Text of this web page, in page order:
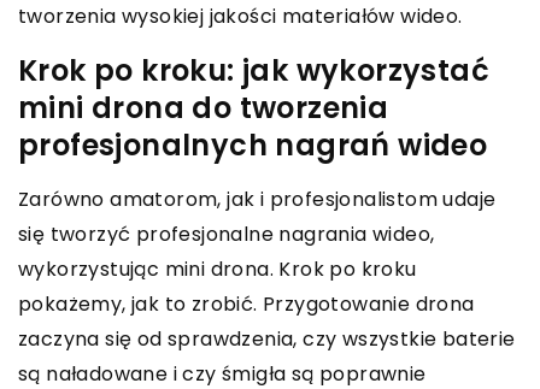
tworzenia wysokiej jakości materiałów wideo.
Krok po kroku: jak wykorzystać
mini drona do tworzenia
profesjonalnych nagrań wideo
Zarówno amatorom, jak i profesjonalistom udaje
się tworzyć profesjonalne nagrania wideo,
wykorzystując mini drona. Krok po kroku
pokażemy, jak to zrobić. Przygotowanie drona
zaczyna się od sprawdzenia, czy wszystkie baterie
są naładowane i czy śmigła są poprawnie